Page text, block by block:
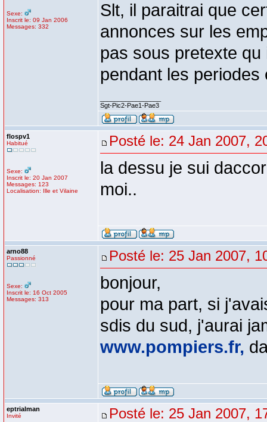
Sexe:
Inscrit le: 09 Jan 2006
Messages: 332
Slt, il paraitrai que
annonces sur les
pas sous pretexte
pendant les periodes
Sgt-Pic2-Pae1-Pae3
flospv1
Habitué
Sexe:
Inscrit le: 20 Jan 2007
Messages: 123
Localisation: Ille et Vilaine
Posté le: 24 Jan 2007,
la dessu je sui
moi..
arno88
Passionné
Sexe:
Inscrit le: 16 Oct 2005
Messages: 313
Posté le: 25 Jan 2007,
bonjour,
pour ma part, si
sdis du sud, j'aurai
www.pompiers.fr,
eptrialman
Invité Posté le: 25 Jan 2007,